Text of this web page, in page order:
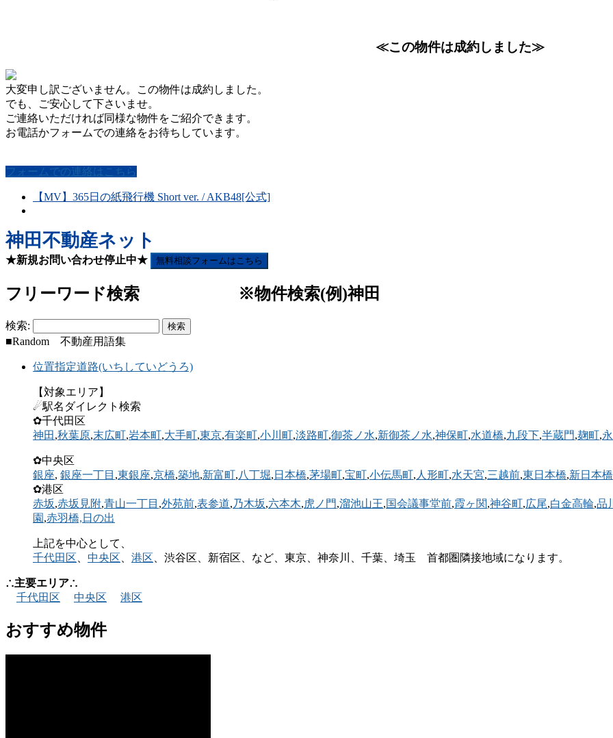
≪この物件は成約しました≫
大変申し訳ございません。この物件は成約しました。
でも、ご安心して下さいませ。
ご連絡いただければ同様な物件をご紹介できます。
お電話かフォームでの連絡をお待ちしています。
フォームでの連絡はこちら
【MV】365日の紙飛行機 Short ver. / AKB48[公式]
神田不動産ネット
★新規お問い合わせ停止中★ 無料相談フォームはこちら
フリーワード検索 ※物件検索(例)神田
検索:
■Random 不動産用語集
位置指定道路(いちしていどうろ)
【対象エリア】
☄駅名ダイレクト検索
✿千代田区
神田 ,秋葉原,末広町,岩本町,大手町,東京,有楽町,小川町,淡路町,御茶ノ水,新御茶ノ水,神保町,水道橋,九段下,半蔵門,麹町,
✿中央区
銀座, 銀座一丁目 ,東銀座,京橋,築地,新富町,八丁堀, 日本橋,茅場町,宝町,小伝馬町, 人形町,水天宮,三越前,東日本橋,新日本橋
✿港区
赤坂,赤坂見附,青山一丁目 ,外苑前,表参道,乃木坂,六本木,虎ノ門,溜池山王,国会議事堂前,霞ヶ関,神谷町,広尾,白金高輪,品川
園 ,赤羽橋, 日の出
上記を中心として、
千代田区
中央区 港区 、渋谷区、新宿区、など、東京、神奈川、千葉、埼玉 首都圏隣接地域になります。
∴主要エリア∴
千代田区
中央区 港区
おすすめ物件